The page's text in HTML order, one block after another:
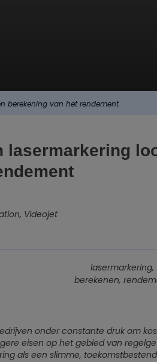
berekening van het rendement
lasermarkering
Videojet
lasermarkering,
berekenen,
onder constante druk om
eisen op het gebied van
als een slimme,